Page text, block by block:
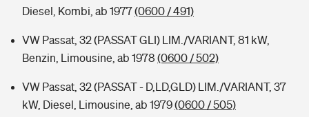
Diesel, Kombi, ab 1977(0600 / 491)
VW Passat, 32 (PASSAT GLI) LIM./VARIANT, 81 kW,
Benzin, Limousine, ab 1978 (0600 / 502)
VW Passat, 32 (PASSAT - D,LD,GLD) LIM./VARIANT, 37
kW, Diesel, Limousine, ab 1979(0600 / 505)